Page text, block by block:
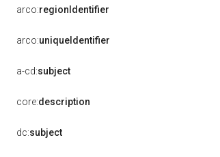
arco:regionIdentifier
arco:uniqueIdentifier
a-cd:subject
core:description
dc:subject